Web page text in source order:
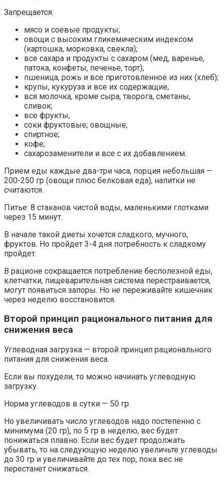
Запрещается:
мясо и соевые продукты;
овощи с высоким гликемическим индексом
(картошка, морковка, свекла);
все сахара и продукты с сахаром (мед, варенье,
патока, конфеты, печенье, торт);
пшеница, рожь и все приготовленное из них (хлеб);
крупы, кукуруза и все их содержащие;
вся молочка, кроме сыра, творога, сметаны,
сливок;
все фрукты;
соки фруктовые; овощные;
спиртное;
кофе;
сахарозаменители и все с их добавлением.
Прием еды каждые два-три часа, порция небольшая —
200-250 гр (овощи плюс белковая еда), напитки не
считаются.
Питье: 8 стаканов чистой воды, маленькими глотками
через 15 минут.
В начале такой диеты хочется сладкого, мучного,
фруктов. Но пройдет 3-4 дня потребность к сладкому
пройдет.
В рационе сокращается потребление бесполезной еды,
клетчатки, пищеварительная система перестраивается,
могут появиться запоры. Но не переживайте кишечник
через неделю восстановится.
Второй принцип рационального питания для
снижения веса
Углеводная загрузка — второй принцип рационального
питания для снижения веса.
Если вы похудели, то можно начинать углеводную
загрузку.
Норма углеводов в сутки — 50 гр.
Но увеличивать число углеводов надо постепенно с
минимума (20 гр), по 5 гр в неделю, вес будет
понижаться плавно. Если вес будет продолжать
убывать, то на следующую неделю увеличьте углеводы
до 30 гр и увеличивайте до тех пор, пока вес не
перестанет снижаться.